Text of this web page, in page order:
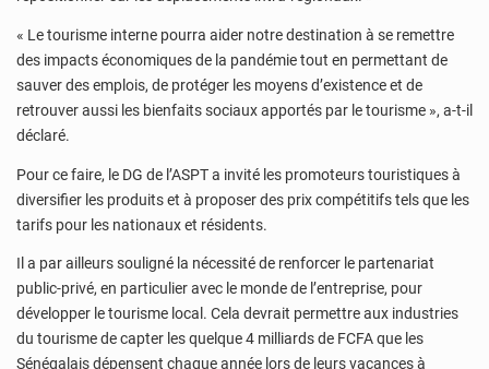
« Le tourisme interne pourra aider notre destination à se remettre
des impacts économiques de la pandémie tout en permettant de
sauver des emplois, de protéger les moyens d’existence et de
retrouver aussi les bienfaits sociaux apportés par le tourisme », a-t-il
déclaré.
Pour ce faire, le DG de l’ASPT a invité les promoteurs touristiques à
diversifier les produits et à proposer des prix compétitifs tels que les
tarifs pour les nationaux et résidents.
Il a par ailleurs souligné la nécessité de renforcer le partenariat
public-privé, en particulier avec le monde de l’entreprise, pour
développer le tourisme local. Cela devrait permettre aux industries
du tourisme de capter les quelque 4 milliards de FCFA que les
Sénégalais dépensent chaque année lors de leurs vacances à